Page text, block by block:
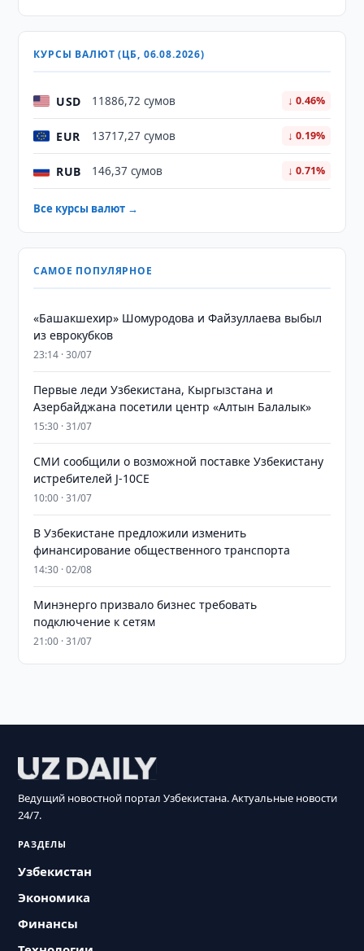
КУРСЫ ВАЛЮТ (ЦБ, 06.08.2026)
USD 11886,72 сумов ↓ 0.46%
EUR 13717,27 сумов ↓ 0.19%
RUB 146,37 сумов ↓ 0.71%
Все курсы валют →
САМОЕ ПОПУЛЯРНОЕ
«Башакшехир» Шомуродова и Файзуллаева выбыл
из еврокубков
23:14 · 30/07
Первые леди Узбекистана, Кыргызстана и
Азербайджана посетили центр «Алтын Балалык»
15:30 · 31/07
СМИ сообщили о возможной поставке Узбекистану
истребителей J-10CE
10:00 · 31/07
В Узбекистане предложили изменить
финансирование общественного транспорта
14:30 · 02/08
Минэнерго призвало бизнес требовать
подключение к сетям
21:00 · 31/07
Ведущий новостной портал Узбекистана. Актуальные новости
24/7.
РАЗДЕЛЫ
Узбекистан
Экономика
Финансы